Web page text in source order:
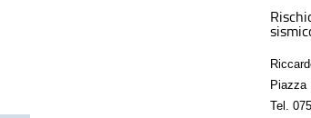
Piazza
Tel.